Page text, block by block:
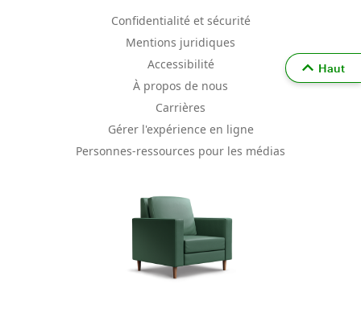
Confidentialité et sécurité
Mentions juridiques
Accessibilité
À propos de nous
Carrières
Gérer l'expérience en ligne
Personnes-ressources pour les médias
Haut